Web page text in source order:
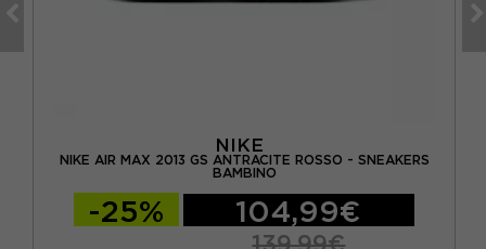
NIKE
NIKE AIR MAX 2013 GS ANTRACITE ROSSO - SNEAKERS
BAMBINO
-25% 104,99€
139,99€